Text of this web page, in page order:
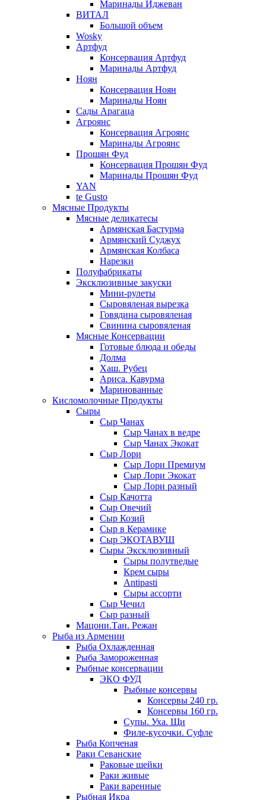
Маринады Иджеван
ВИТАЛ
Большой объем
Wosky
Артфуд
Консервация Артфуд
Маринады Артфуд
Ноян
Консервация Ноян
Маринады Ноян
Сады Арагаца
Агроянс
Консервация Агроянс
Маринады Агроянс
Прошян Фуд
Консервация Прошян Фуд
Маринады Прошян Фуд
YAN
te Gusto
Мясные Продукты
Мясные деликатесы
Армянская Бастурма
Армянский Суджух
Армянская Колбаса
Нарезки
Полуфабрикаты
Эксклюзивные закуски
Мини-рулеты
Сыровяленая вырезка
Говядина сыровяленая
Свинина сыровяленая
Мясные Консервации
Готовые блюда и обеды
Долма
Хаш. Рубец
Ариса. Кавурма
Маринованные
Кисломолочные Продукты
Сыры
Сыр Чанах
Сыр Чанах в ведре
Сыр Чанах Экокат
Сыр Лори
Сыр Лори Премиум
Сыр Лори Экокат
Сыр Лори разный
Сыр Качотта
Сыр Овечий
Сыр Козий
Сыр в Керамике
Сыр ЭКОТАВУШ
Сыры Эксклюзивный
Сыры полутведые
Крем сыры
Antipasti
Сыры ассорти
Сыр Чечил
Сыр разный
Мацони.Тан. Режан
Рыба из Армении
Рыба Охлажденная
Рыба Замороженная
Рыбные консервации
ЭКО ФУД
Рыбные консервы
Консервы 240 гр.
Консервы 160 гр.
Супы. Уха. Щи
Филе-кусочки. Суфле
Рыба Копченая
Раки Севанские
Раковые шейки
Раки живые
Раки варенные
Рыбная Икра